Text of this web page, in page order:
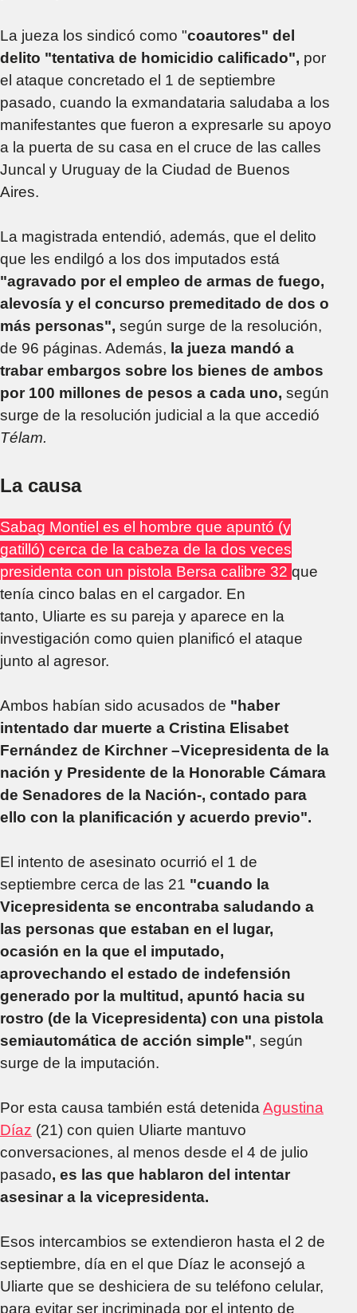
La jueza los sindicó como "coautores" del
delito "tentativa de homicidio calificado", por
el ataque concretado el 1 de septiembre
pasado, cuando la exmandataria saludaba a los
manifestantes que fueron a expresarle su apoyo
a la puerta de su casa en el cruce de las calles
Juncal y Uruguay de la Ciudad de Buenos
Aires.
La magistrada entendió, además, que el delito
que les endilgó a los dos imputados está
"agravado por el empleo de armas de fuego,
alevosía y el concurso premeditado de dos o
más personas", según surge de la resolución,
de 96 páginas. Además, la jueza mandó a
trabar embargos sobre los bienes de ambos
por 100 millones de pesos a cada uno, según
surge de la resolución judicial a la que accedió
Télam.
La causa
Sabag Montiel es el hombre que apuntó (y
gatilló) cerca de la cabeza de la dos veces
presidenta con un pistola Bersa calibre 32 que
tenía cinco balas en el cargador. En
tanto, Uliarte es su pareja y aparece en la
investigación como quien planificó el ataque
junto al agresor.
Ambos habían sido acusados de "haber
intentado dar muerte a Cristina Elisabet
Fernández de Kirchner –Vicepresidenta de la
nación y Presidente de la Honorable Cámara
de Senadores de la Nación-, contado para
ello con la planificación y acuerdo previo".
El intento de asesinato ocurrió el 1 de
septiembre cerca de las 21 "cuando la
Vicepresidenta se encontraba saludando a
las personas que estaban en el lugar,
ocasión en la que el imputado,
aprovechando el estado de indefensión
generado por la multitud, apuntó hacia su
rostro (de la Vicepresidenta) con una pistola
semiautomática de acción simple", según
surge de la imputación.
Por esta causa también está detenida Agustina
Díaz (21) con quien Uliarte mantuvo
conversaciones, al menos desde el 4 de julio
pasado, es las que hablaron del intentar
asesinar a la vicepresidenta.
Esos intercambios se extendieron hasta el 2 de
septiembre, día en el que Díaz le aconsejó a
Uliarte que se deshiciera de su teléfono celular,
para evitar ser incriminada por el intento de